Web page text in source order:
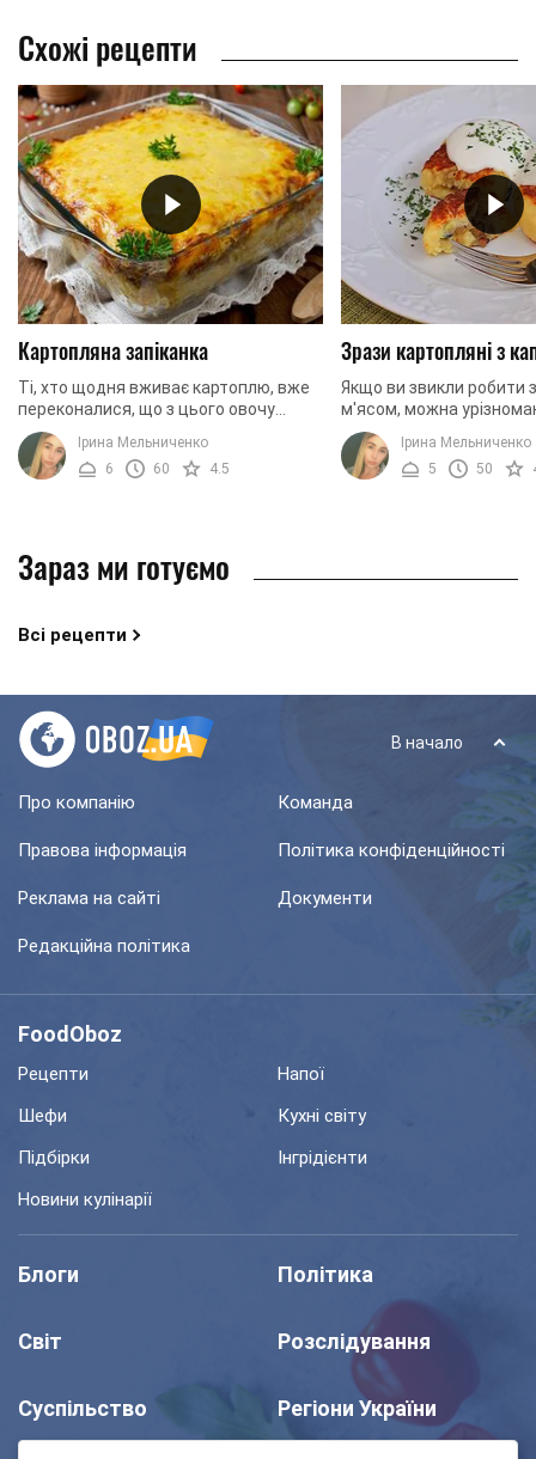
Схожі рецепти
Картопляна запіканка
Ті, хто щодня вживає картоплю, вже
переконалися, що з цього овочу
можна приготувати безліч страв.
Його можна використовувати як
гарнір, начинку або ...
Ірина Мельниченко
6
60 4.5
Зрази картопляні з
Якщо ви звикли робити
м'ясом, можна
страви і приготувати
Картопляне тісто для
поєднується із ...
Ірина Мельниченко
5
50
Зараз ми готуємо
Всі рецепти
В начало
Про компанію Команда
Правова інформація Політика конфіденційності
Реклама на сайті Документи
Редакційна політика
FoodOboz
Рецепти
Напої
Шефи
Кухні світу
Підбірки
Інгрідієнти
Новини кулінарії
Блоги Політика
Світ Розслідування
Суспільство Регіони України